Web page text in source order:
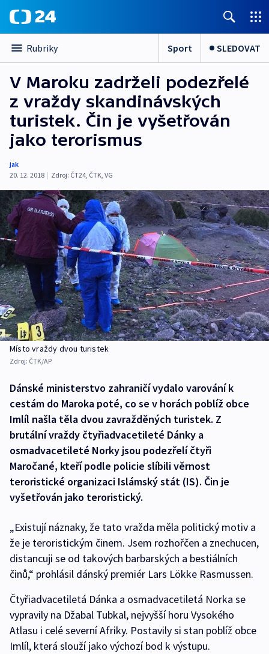
Rubriky Sport SLEDOVAT
V Maroku zadrželi podezřelé
z vraždy skandinávských
turistek. Čin je vyšetřován
jako terorismus
jak
20. 12. 2018 | Zdroj: ČT24, ČTK, VG
Místo vraždy dvou turistek
Zdroj: ČTK/AP
Dánské ministerstvo zahraničí vydalo varování k
cestám do Maroka poté, co se v horách poblíž obce
Imlíl našla těla dvou zavražděných turistek. Z
brutální vraždy čtyřiadvacetileté Dánky a
osmadvacetileté Norky jsou podezřelí čtyři
Maročané, kteří podle policie slíbili věrnost
teroristické organizaci Islámský stát (IS). Čin je
vyšetřován jako teroristický.
„Existují náznaky, že tato vražda měla politický motiv a
že je teroristickým činem. Jsem rozhořčen a znechucen,
distancuji se od takových barbarských a bestiálních
činů,“ prohlásil dánský premiér Lars Lökke Rasmussen.
Čtyřiadvacetiletá Dánka a osmadvacetiletá Norka se
vypravily na Džabal Tubkal, nejvyšší horu Vysokého
Atlasu i celé severní Afriky. Postavily si stan poblíž obce
Imlíl, která slouží jako výchozí bod k výstupu.